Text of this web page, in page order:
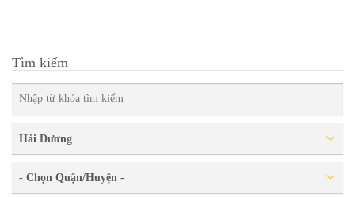
Tìm kiếm
Hải Dương
- Chọn Quận/Huyện -